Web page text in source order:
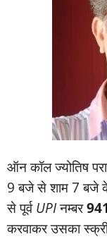
ऑन कॉल ज्‍योतिष
9 बजे से शाम 7 बजे
से पूर्वUPIनम्‍बर
करवाकर उसका